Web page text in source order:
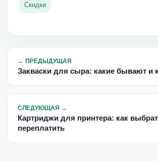
Скидки
← ПРЕДЫДУЩАЯ
Закваски для сыра: какие бывают и
СЛЕДУЮЩАЯ →
Картриджи для принтера: как
переплатить